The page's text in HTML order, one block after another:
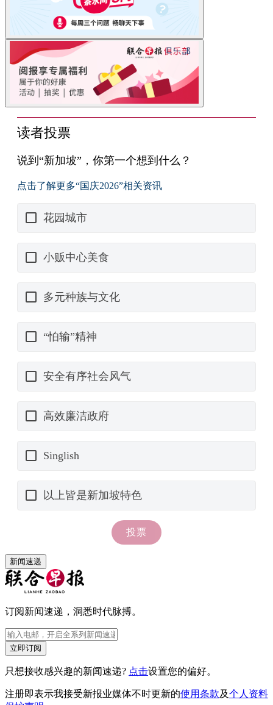
新闻速递
订阅新闻速递，洞悉时代脉搏。
立即订阅
只想接收感兴趣的新闻速递? 点击设置您的偏好。
注册即表示我接受新报业媒体不时更新的使用条款及个人资料